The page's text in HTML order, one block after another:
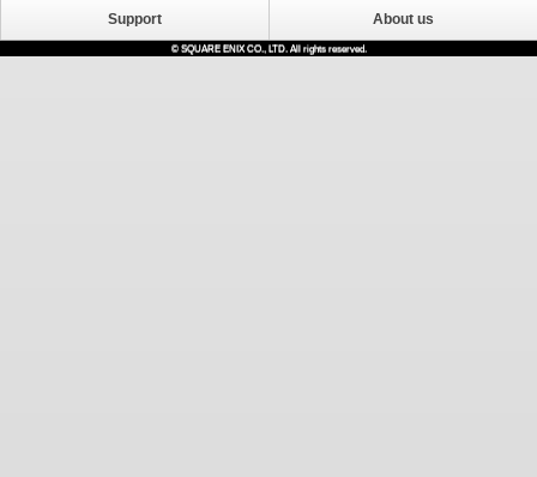
Support About us
© SQUARE ENIX CO., LTD. All rights reserved.